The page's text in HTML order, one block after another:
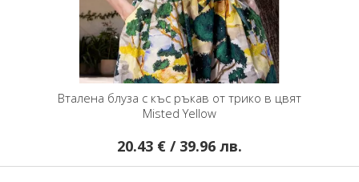
Вталена блуза с къс ръкав от трико в цвят
Misted Yellow
20.43 € / 39.96 лв.